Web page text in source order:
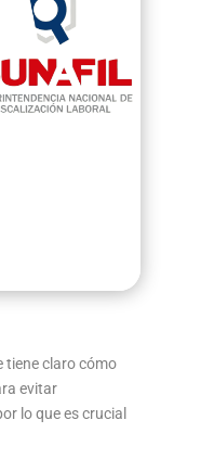
tiene claro cómo
evitar
lo que es crucial